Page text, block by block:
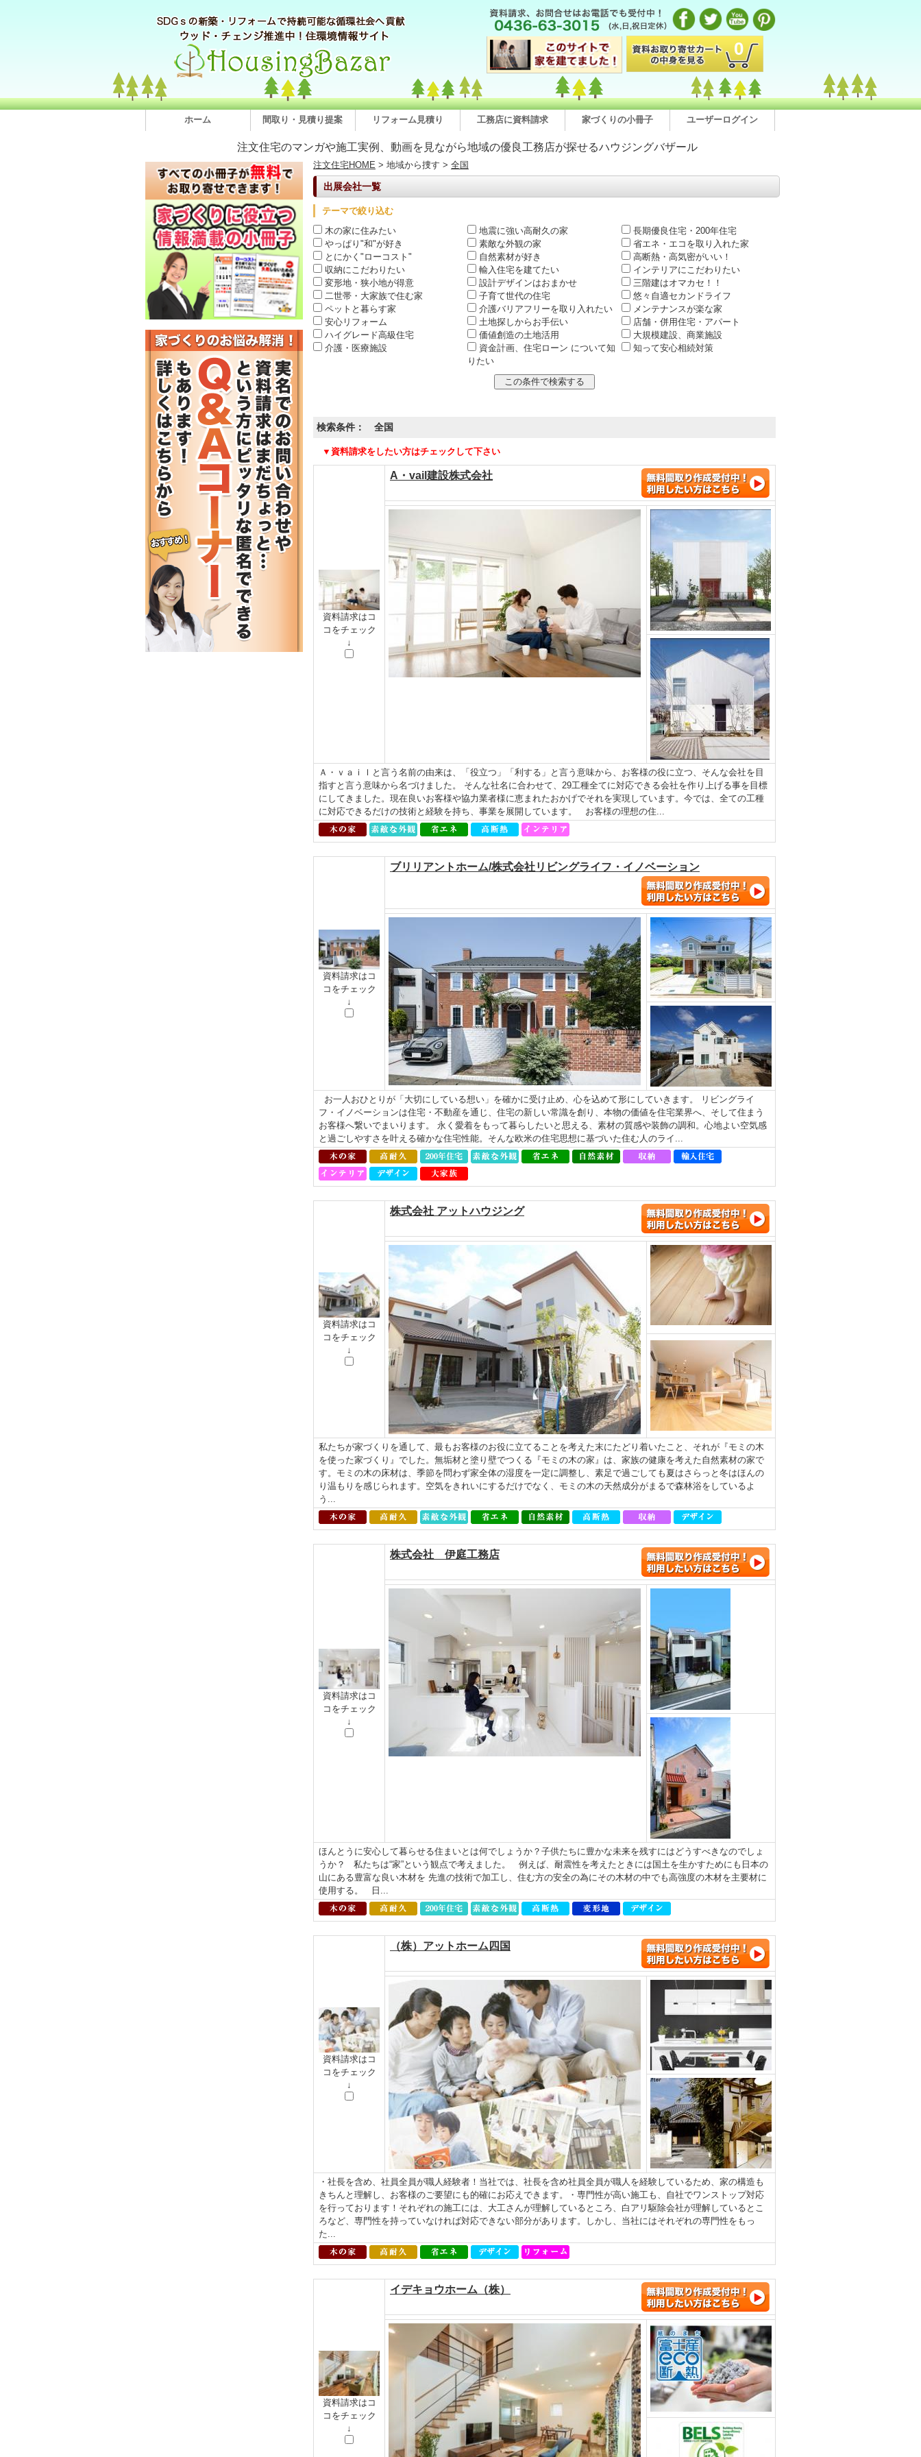
0
ホーム 間取り・見積り提案 リフォーム見積り 工務店に資料請求 家づくりの小冊子 ユーザーログイン
注文住宅のマンガや施工実例、動画を見ながら地域の優良工務店が探せるハウジングバザール
注文住宅HOME > 地域から捜す > 全国
出展会社一覧
テーマで絞り込む
木の家に住みたい
地震に強い高耐久の家
長期優良住宅・200年住宅
やっぱり"和"が好き
素敵な外観の家
省エネ・エコを取り入れた家
とにかく"ローコスト"
自然素材が好き
高断熱・高気密がいい！
収納にこだわりたい
輸入住宅を建てたい
インテリアにこだわりたい
変形地・狭小地が得意
設計デザインはおまかせ
三階建はオマカセ！！
二世帯・大家族で住む家
子育て世代の住宅
悠々自適セカンドライフ
ペットと暮らす家
介護バリアフリーを取り入れたい
メンテナンスが楽な家
安心リフォーム
土地探しからお手伝い
店舗・併用住宅・アパート
ハイグレード高級住宅
価値創造の土地活用
大規模建設、商業施設
介護・医療施設
資金計画、住宅ローン について知
りたい
知って安心相続対策
検索条件： 全国
▼資料請求をしたい方はチェックして下さい
資料請求はコ
コをチェック
↓
A・vail建設株式会社
Ａ・ｖａｉｌと言う名前の由来は、「役立つ」「利する」と言う意味から、お客様の役に立つ、そんな会社を目
指すと言う意味から名づけました。 そんな社名に合わせて、29工種全てに対応できる会社を作り上げる事を目標
にしてきました。現在良いお客様や協力業者様に恵まれたおかげでそれを実現しています。今では、全ての工種
に対応できるだけの技術と経験を持ち、事業を展開しています。 お客様の理想の住...
資料請求はコ
コをチェック
↓
ブリリアントホーム/株式会社リビングライフ・イノベーション
お一人おひとりが「大切にしている想い」を確かに受け止め、心を込めて形にしていきます。 リビングライ
フ・イノベーションは住宅・不動産を通じ、住宅の新しい常識を創り、本物の価値を住宅業界へ、そして住まう
お客様へ繋いでまいります。 永く愛着をもって暮らしたいと思える、素材の質感や装飾の調和。⼼地よい空気感
と過ごしやすさを叶える確かな住宅性能。そんな欧⽶の住宅思想に基づいた住む⼈のライ...
資料請求はコ
コをチェック
↓
株式会社 アットハウジング
私たちが家づくりを通して、最もお客様のお役に立てることを考えた末にたどり着いたこと、それが『モミの木
を使った家づくり』でした。無垢材と塗り壁でつくる『モミの木の家』は、家族の健康を考えた自然素材の家で
す。モミの木の床材は、季節を問わず家全体の湿度を一定に調整し、素足で過ごしても夏はさらっと冬はほんの
り温もりを感じられます。空気をきれいにするだけでなく、モミの木の天然成分がまるで森林浴をしているよ
う...
資料請求はコ
コをチェック
↓
株式会社 伊庭工務店
ほんとうに安心して暮らせる住まいとは何でしょうか？子供たちに豊かな未来を残すにはどうすべきなのでしょ
うか？ 私たちは“家”という観点で考えました。 例えば、耐震性を考えたときには国土を生かすためにも日本の
山にある豊富な良い木材を 先進の技術で加工し、住む方の安全の為にその木材の中でも高強度の木材を主要材に
使用する。 日...
資料請求はコ
コをチェック
↓
（株）アットホーム四国
・社長を含め、社員全員が職人経験者！当社では、社長を含め社員全員が職人を経験しているため、家の構造も
きちんと理解し、お客様のご要望にも的確にお応えできます。・専門性が高い施工も、自社でワンストップ対応
を行っております！それぞれの施工には、大工さんが理解しているところ、白アリ駆除会社が理解しているとこ
ろなど、専門性を持っていなければ対応できない部分があります。しかし、当社にはそれぞれの専門性をもっ
た...
資料請求はコ
コをチェック
↓
イデキョウホーム（株）